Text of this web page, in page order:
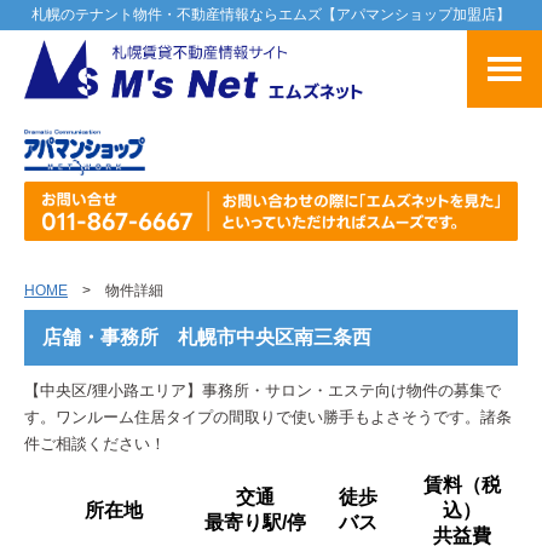
札幌のテナント物件・不動産情報ならエムズ【アパマンショップ加盟店】
HOME > 物件詳細
店舗・事務所 札幌市中央区南三条西
【中央区/狸小路エリア】事務所・サロン・エステ向け物件の募集で
す。ワンルーム住居タイプの間取りで使い勝手もよさそうです。諸条
件ご相談ください！
所在地
交通
最寄り駅/停
徒歩
バス
賃料（税
込）
共益費